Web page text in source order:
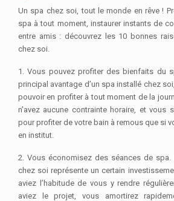
Un spa chez soi, tout le monde en rêve !
spa à tout moment, instaurer instants de
entre amis : découvrez les 10 bonnes
chez soi.
1. Vous pouvez profiter des bienfaits du
principal avantage d’un spa installé chez
pouvoir en profiter à tout moment de la
n’avez aucune contrainte horaire, et vous
pour profiter de votre bain à remous que si
en institut.
2. Vous économisez des séances de spa.
chez soi représente un certain
aviez l’habitude de vous y rendre
aviez le projet, vous amortirez